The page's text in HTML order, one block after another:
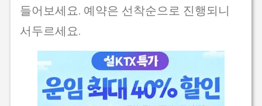
들어보세요. 예약은 선착순으로 진행되니
서두르세요.